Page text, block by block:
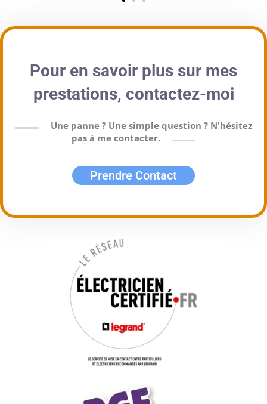
Pour en savoir plus sur mes
prestations, contactez-moi
Une panne ? Une simple question ? N'hésitez
pas à me contacter.
Prendre Contact